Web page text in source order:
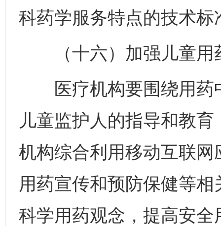
科药学服务特点的技术标
（十六）加强儿童用
医疗机构要围绕用药
儿童监护人的指导和教
机构综合利用移动互联
用药宣传和预防保健等
科学用药观念，提高安